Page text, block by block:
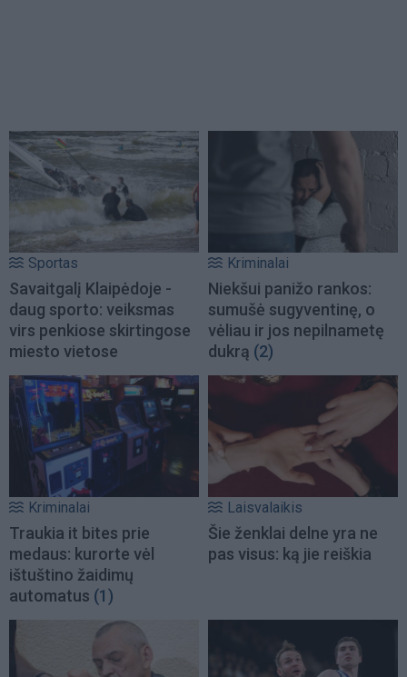
Sportas
Savaitgalį Klaipėdoje -
daug sporto: veiksmas
virs penkiose skirtingose
miesto vietose
Kriminalai
Niekšui panižo rankos:
sumušė sugyventinę, o
vėliau ir jos nepilnametę
dukrą (2)
Kriminalai
Traukia it bites prie
medaus: kurorte vėl
ištuštino žaidimų
automatus (1)
Laisvalaikis
Šie ženklai delne yra ne
pas visus: ką jie reiškia